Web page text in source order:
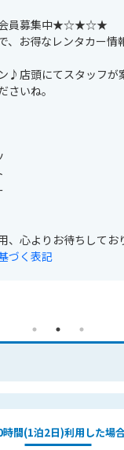
員募集中★☆★☆★
、お得なレンタカー情
♪店頭にてスタッフが
さいね。
、心よりお待ちしてお
づく表記
間(1泊2日)利用した場